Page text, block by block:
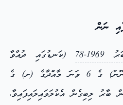
78
(ކަނޑުގައި ދުއްވާ
އުޅަނދުތައް ދުއްވުމާބެހޭ ގާނޫނު) ގެ 6 ވަނަ މާއްދާގެ (ށ) ގެ
ބާރު ލިބިގެން އެކުލަވައިލައިފައިވާ،